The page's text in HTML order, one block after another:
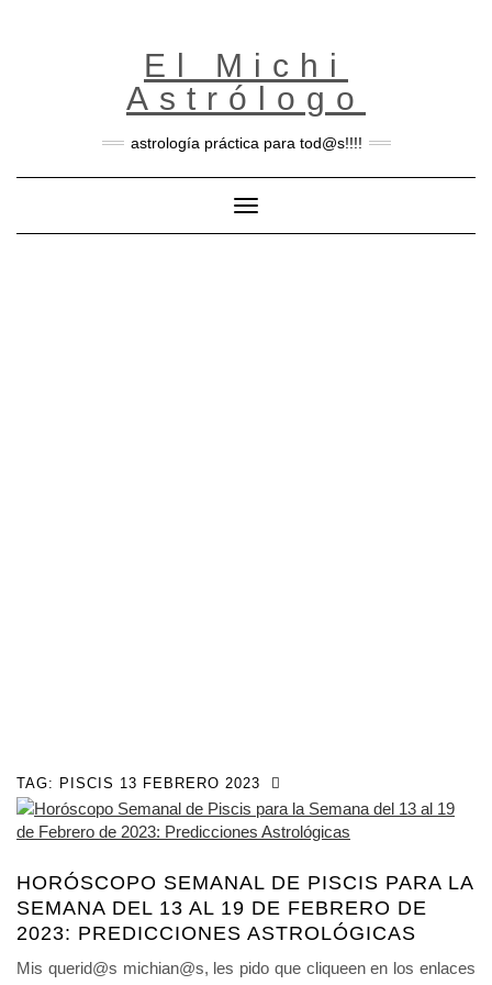
El Michi
Astrólogo
astrología práctica para tod@s!!!!
Toggle Navigation
TAG: PISCIS 13 FEBRERO 2023
HORÓSCOPO SEMANAL DE PISCIS PARA LA
SEMANA DEL 13 AL 19 DE FEBRERO DE
2023: PREDICCIONES ASTROLÓGICAS
Mis querid@s michian@s, les pido que cliqueen en los enlaces